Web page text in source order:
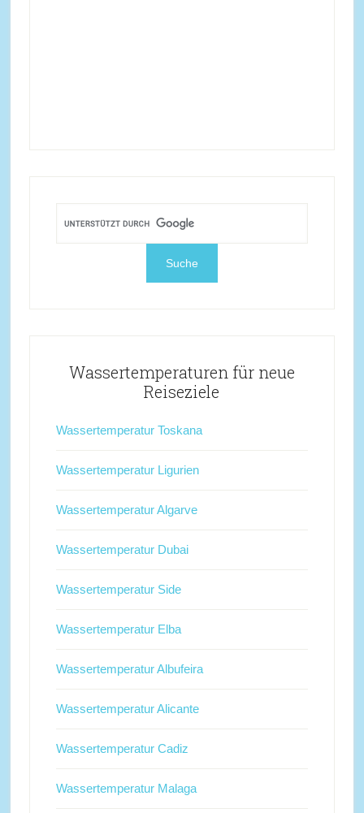
Wassertemperaturen für neue
Reiseziele
Wassertemperatur Toskana
Wassertemperatur Ligurien
Wassertemperatur Algarve
Wassertemperatur Dubai
Wassertemperatur Side
Wassertemperatur Elba
Wassertemperatur Albufeira
Wassertemperatur Alicante
Wassertemperatur Cadiz
Wassertemperatur Malaga